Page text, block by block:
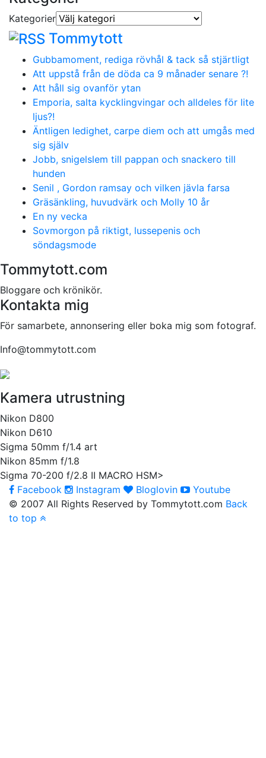
Kategorier
Tommytott
Gubbamoment, rediga rövhål & tack så stjärtligt
Att uppstå från de döda ca 9 månader senare ?!
Att håll sig ovanför ytan
Emporia, salta kycklingvingar och alldeles för lite
ljus?!
Äntligen ledighet, carpe diem och att umgås med
sig själv
Jobb, snigelslem till pappan och snackero till
hunden
Senil , Gordon ramsay och vilken jävla farsa
Gräsänkling, huvudvärk och Molly 10 år
En ny vecka
Sovmorgon på riktigt, lussepenis och
söndagsmode
Tommytott.com
Bloggare och krönikör.
Kontakta mig
För samarbete, annonsering eller boka mig som fotograf.
Info@tommytott.com
Kamera utrustning
Nikon D800
Nikon D610
Sigma 50mm f/1.4 art
Nikon 85mm f/1.8
Sigma 70-200 f/2.8 II MACRO HSM>
Facebook
Instagram Bloglovin
Youtube
© 2007 All Rights Reserved by Tommytott.com Back
to top